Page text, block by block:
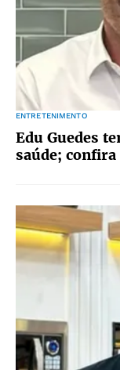
ENTRETENIMENTO
Edu Guedes
saúde; confira